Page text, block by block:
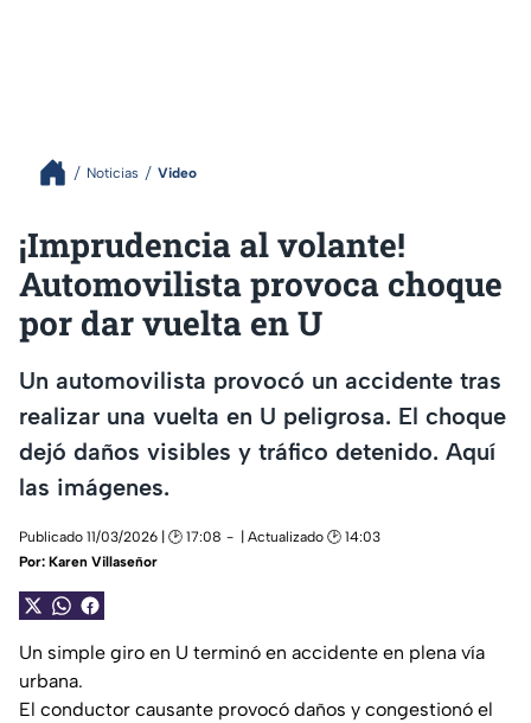
Noticias Video
¡Imprudencia al volante!
Automovilista provoca choque
por dar vuelta en U
Un automovilista provocó un accidente tras
realizar una vuelta en U peligrosa. El choque
dejó daños visibles y tráfico detenido. Aquí
las imágenes.
Publicado 11/03/2026 | 🕑 17:08
| Actualizado 🕑 14:03
Por: Karen Villaseñor
Un simple giro en U terminó en accidente en plena vía
urbana.
El conductor causante provocó daños y congestionó el